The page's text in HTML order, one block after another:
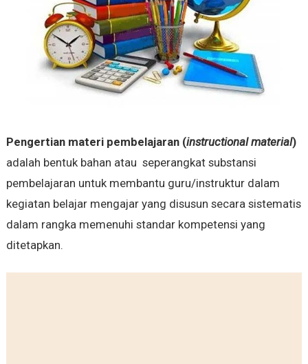
Pengertian materi pembelajaran (instructional material)
adalah bentuk bahan atau seperangkat substansi
pembelajaran untuk membantu guru/instruktur dalam
kegiatan belajar mengajar yang disusun secara sistematis
dalam rangka memenuhi standar kompetensi yang
ditetapkan.